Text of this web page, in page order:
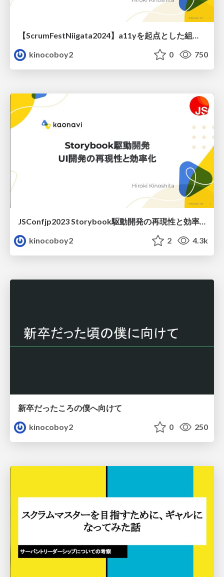
【ScrumFestNiigata2024】a11yを起点とした組織横断を完了するためにアジャイルチームにとって大切だったこと100選
kinocoboy2
0 750
JSConfjp2023 Storybook駆動開発の再現性と効率化
kinocoboy2
2 4.3k
新卒だったころの僕へ向けて
kinocoboy2
0 250